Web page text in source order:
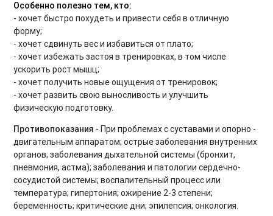
BOOTCAMP
Аштанга-йога
Табата для продвинутых
Утренние зарядки
Core 2.0. Продвинутый уровень
Восстановление после силовых тренировок
Мягкие тренировки для спины
Фельденкрайз на все тело
Особенно полезно тем, кто:
- хочет быстро похудеть и привести себя в отличную
форму;
- хочет сдвинуть вес и избавиться от плато;
- хочет избежать застоя в тренировках, в том числе
ускорить рост мышц;
- хочет получить новые ощущения от тренировок;
- хочет развить свою выносливость и улучшить
физическую подготовку.
Противопоказания - При проблемах с суставами и опорно -
двигательным аппаратом; острые заболевания внутренних
органов; заболевания дыхательной системы (бронхит,
пневмония, астма); заболевания и патологии сердечно-
сосудистой системы; воспалительный процесс или
температура; гипертония; ожирение 2-3 степени;
беременность; критические дни; эпилепсия; онкология.